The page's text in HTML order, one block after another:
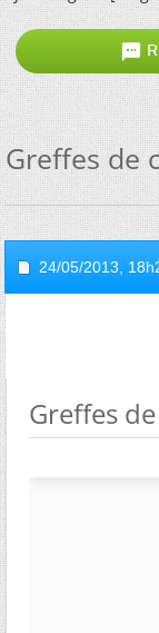

Greffes de
24/05/2013,
Greffes